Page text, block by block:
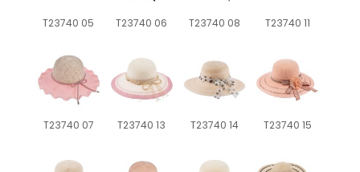
T23740 05 T23740 06 T23740 08 T23740 11
T23740 07 T23740 13 T23740 14 T23740 15